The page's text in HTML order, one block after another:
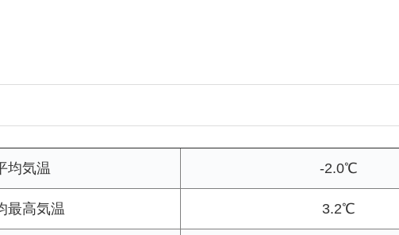
均気温 -2.0℃
最高気温 3.2℃